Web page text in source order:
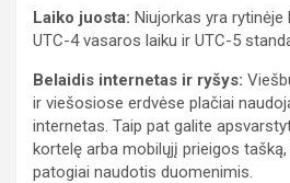
Laiko juosta: Niujorkas yra rytinėje
UTC-4 vasaros laiku ir UTC-5
Belaidis internetas ir ryšys:
ir viešosiose erdvėse plačiai
internetas. Taip pat galite
kortelę arba mobilųjį prieigos
patogiai naudotis duomenimis.